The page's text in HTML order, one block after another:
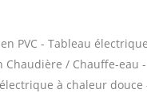
PVC - Tableau
/ Chauffe-eau
à chaleur